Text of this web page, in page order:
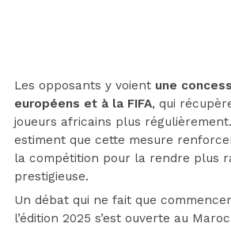
Les opposants y voient une
européens et à la FIFA, qui
joueurs africains plus
estiment que cette mesure
la compétition pour la rendre plus
prestigieuse.
Un débat qui ne fait que
l’édition 2025 s’est ouverte au